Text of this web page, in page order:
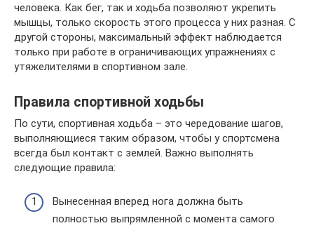
человека. Как бег, так и ходьба позволяют укрепить
мышцы, только скорость этого процесса у них разная. С
другой стороны, максимальный эффект наблюдается
только при работе в ограничивающих упражнениях с
утяжелителями в спортивном зале.
Правила спортивной ходьбы
По сути, спортивная ходьба – это чередование шагов,
выполняющиеся таким образом, чтобы у спортсмена
всегда был контакт с землей. Важно выполнять
следующие правила:
Вынесенная вперед нога должна быть
полностью выпрямленной с момента самого